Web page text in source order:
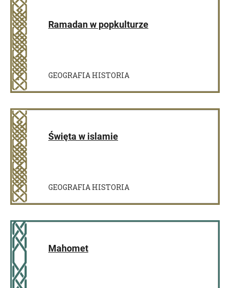
Ramadan w popkulturze
GEOGRAFIA HISTORIA
Święta w islamie
GEOGRAFIA HISTORIA
Mahomet